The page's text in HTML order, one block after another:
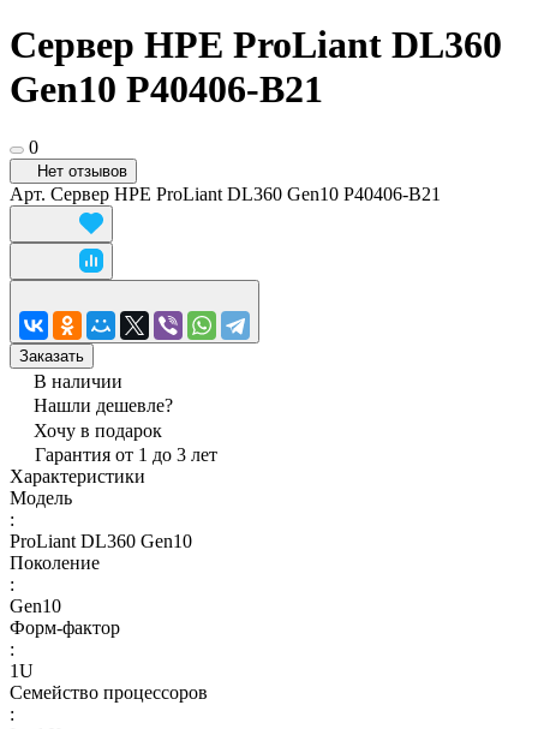
Сервер HPE ProLiant DL360
Gen10 P40406-B21
0
Нет отзывов
Арт. Сервер HPE ProLiant DL360 Gen10 P40406-B21
Заказать
В наличии
Нашли дешевле?
Хочу в подарок
Гарантия от 1 до 3 лет
Характеристики
Модель
:
ProLiant DL360 Gen10
Поколение
:
Gen10
Форм-фактор
:
1U
Семейство процессоров
: